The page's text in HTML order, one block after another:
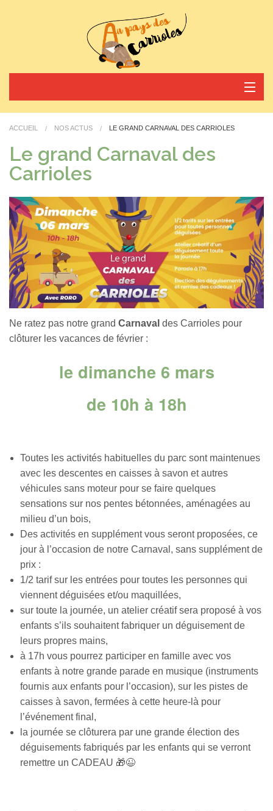
Nos activités
Nos actus
Réservez votre arrivée
Contact
ACCUEIL NOS ACTUS LE GRAND CARNAVAL DES CARRIOLES
Le grand Carnaval des
Carrioles
Ne ratez pas notre grand Carnaval des Carrioles pour
clôturer les vacances de février :
le dimanche 6 mars
de 10h à 18h
Toutes les activités habituelles du parc sont maintenues
avec les descentes en caisses à savon et autres
véhicules sans moteur pour se faire quelques
sensations sur nos pentes bétonnées, aménagées au
milieu d’un bois,
Des activités en supplément vous seront proposées, ce
jour à l’occasion de notre Carnaval, sans supplément de
prix :
1/2 tarif sur les entrées pour toutes les personnes qui
viennent déguisées et/ou maquillées,
sur toute la journée, un atelier créatif sera proposé à vos
enfants s’ils souhaitent fabriquer un déguisement de
leurs propres mains,
à 17h vous pourrez participer en famille avec vos
enfants à notre grande parade en musique (instruments
fournis aux enfants pour l’occasion), sur les pistes de
caisses à savon, fermées à cette heure-là pour
l’événement final,
la journée se clôturera par une grande élection des
déguisements fabriqués par les enfants qui se verront
remettre un CADEAU 🎁😉